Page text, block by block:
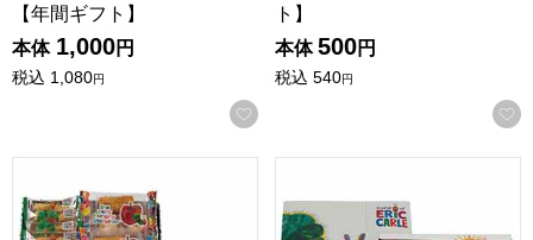
【年間ギフト】
本体 1,000円
税込 1,080円
お気に入りに登録する
ト】
本体 500円
税込 540円